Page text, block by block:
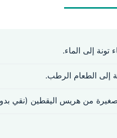
إلى الماء.
إلى الطعام الرطب.
من هريس اليقطين (نقي